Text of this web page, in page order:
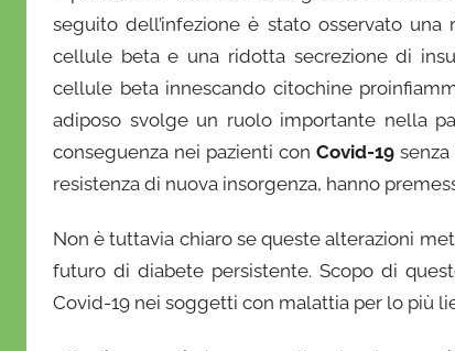
D
'
O
n
o
r
i
seguito dell’infezione è stato osservato
cellule beta e una ridotta secrezione di
cellule beta innescando citochine
adiposo svolge un ruolo importante nella
conseguenza nei pazienti con Covid-19senza
resistenza di nuova insorgenza, hanno
Non è tuttavia chiaro se queste alterazioni
futuro di diabete persistente. Scopo di
Covid-19 nei soggetti con malattia per lo più